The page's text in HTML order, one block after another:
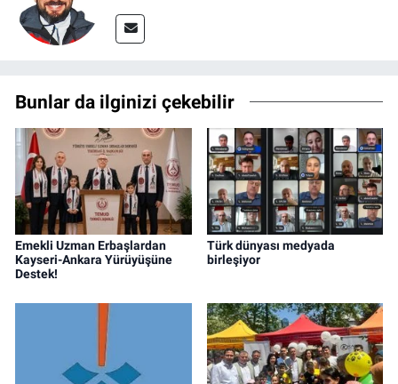
Bunlar da ilginizi çekebilir
Emekli Uzman Erbaşlardan
Kayseri-Ankara Yürüyüşüne
Destek!
Türk dünyası medyada
birleşiyor